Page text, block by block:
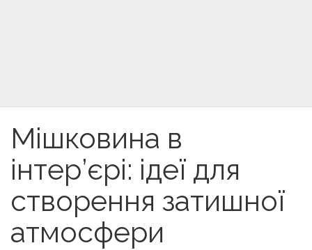
Мішковина в
інтер’єрі: ідеї для
створення затишної
атмосфери